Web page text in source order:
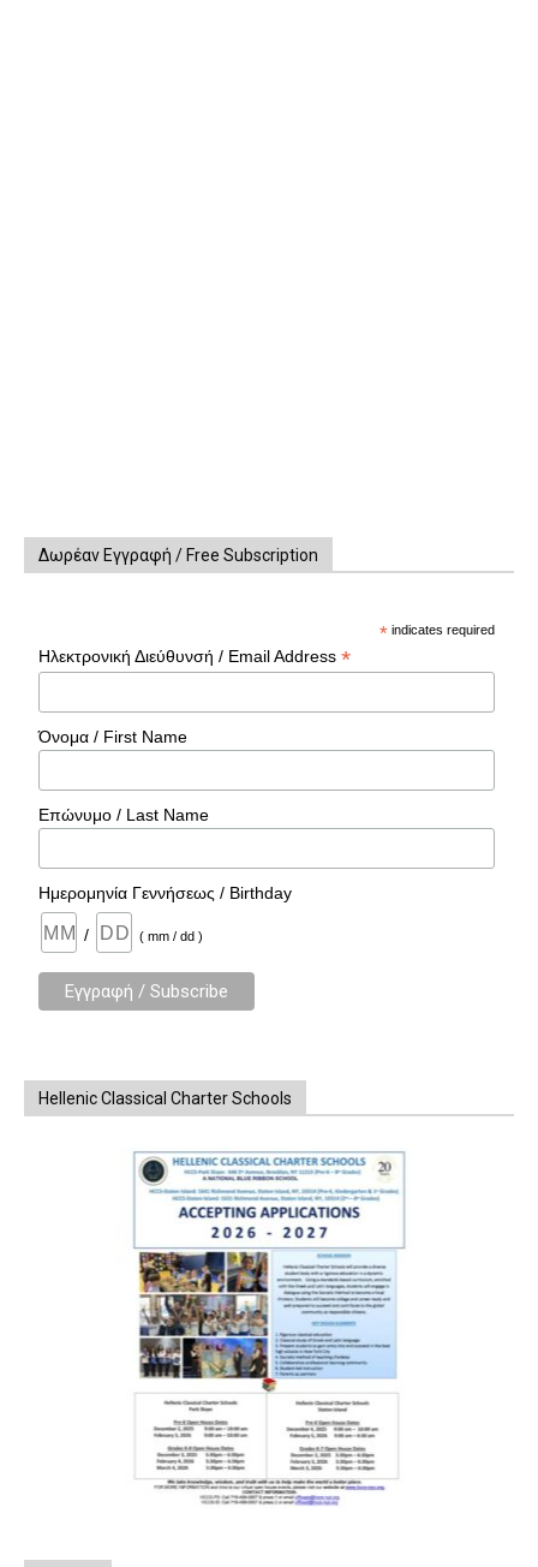
Δωρέαν Εγγραφή / Free Subscription
* indicates required
Ηλεκτρονική Διεύθυνσή / Email Address*
Όνομα / First Name
Επώνυμο / Last Name
Ημερομηνία Γεννήσεως / Birthday
/ ( mm / dd )
Hellenic Classical Charter Schools